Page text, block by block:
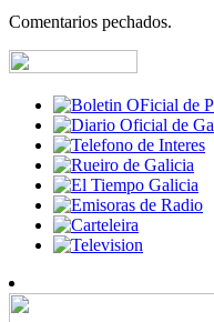
Comentarios pechados.